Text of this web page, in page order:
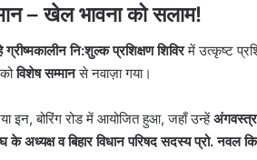
– खेल भावना को सलाम!
नि:शुल्क प्रशिक्षण शिविरमें उत्कृष्ट
विशेष सम्मानसे नवाज़ा गया।
इन, बोरिंग रोड में आयोजित हुआ, जहाँ उन्हेंअंगवस्त्र
के अध्यक्ष व बिहार विधान परिषद सदस्य प्रो. नवल